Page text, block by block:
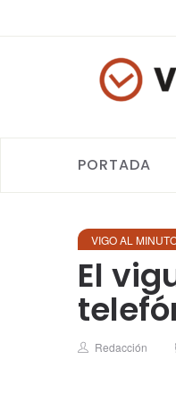
PORTADA
VIGO AL
El
Author
Redacción